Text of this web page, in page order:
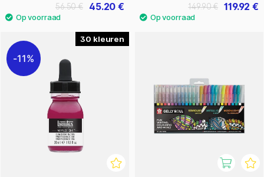
45.20 €
56.50 € 119.92 €
149.90 €
30
11%